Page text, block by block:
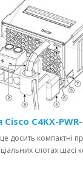
C4KX-
досить компактні
слотах шасі